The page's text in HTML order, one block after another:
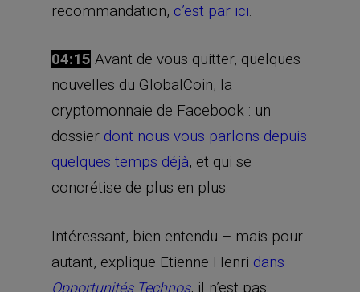
recommandation, c’est par ici
04:15 Avant de vous quitter, quelques
nouvelles du GlobalCoin, la
cryptomonnaie de Facebook : un
dossier dont nous vous parlons depuis
quelques temps déjà, et qui se
concrétise de plus en plus.
Intéressant, bien entendu – mais pour
autant, explique Etienne Henri dans
Opportunités Technos, il n’est pas